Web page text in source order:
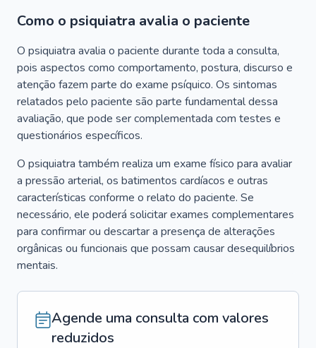
Como o psiquiatra avalia o paciente
O psiquiatra avalia o paciente durante toda a consulta,
pois aspectos como comportamento, postura, discurso e
atenção fazem parte do exame psíquico. Os sintomas
relatados pelo paciente são parte fundamental dessa
avaliação, que pode ser complementada com testes e
questionários específicos.
O psiquiatra também realiza um exame físico para avaliar
a pressão arterial, os batimentos cardíacos e outras
características conforme o relato do paciente. Se
necessário, ele poderá solicitar exames complementares
para confirmar ou descartar a presença de alterações
orgânicas ou funcionais que possam causar desequilíbrios
mentais.
Agende uma consulta com valores
reduzidos